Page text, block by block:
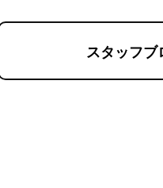
スタッフブ